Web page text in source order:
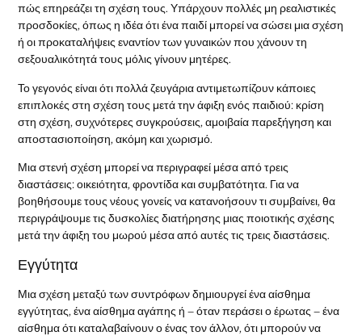
πώς επηρεάζει τη σχέση τους. Υπάρχουν πολλές μη ρεαλιστικές
προσδοκίες, όπως η ιδέα ότι ένα παιδί μπορεί να σώσει μια σχέση
ή οι προκαταλήψεις εναντίον των γυναικών που χάνουν τη
σεξουαλικότητά τους μόλις γίνουν μητέρες.
Το γεγονός είναι ότι πολλά ζευγάρια αντιμετωπίζουν κάποιες
επιπλοκές στη σχέση τους μετά την άφιξη ενός παιδιού: κρίση
στη σχέση, συχνότερες συγκρούσεις, αμοιβαία παρεξήγηση και
αποστασιοποίηση, ακόμη και χωρισμό.
Μια στενή σχέση μπορεί να περιγραφεί μέσα από τρεις
διαστάσεις: οικειότητα, φροντίδα και συμβατότητα. Για να
βοηθήσουμε τους νέους γονείς να κατανοήσουν τι συμβαίνει, θα
περιγράψουμε τις δυσκολίες διατήρησης μιας ποιοτικής σχέσης
μετά την άφιξη του μωρού μέσα από αυτές τις τρεις διαστάσεις.
Εγγύτητα
Μια σχέση μεταξύ των συντρόφων δημιουργεί ένα αίσθημα
εγγύτητας, ένα αίσθημα αγάπης ή – όταν περάσει ο έρωτας – ένα
αίσθημα ότι καταλαβαίνουν ο ένας τον άλλον, ότι μπορούν να